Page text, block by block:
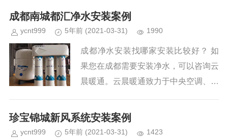
出现了很多地暖的品牌，质量...
成都南城都汇净水安装案例
ycnt999 5年前 (2021-03-31) 1990
成都净水安装找哪家安装比较好？ 如
果您在成都需要安装净水，可以咨询云
晨暖通。云晨暖通致力于中央空调、地
牌，价格合理，施工队伍都是自...
珍宝锦城新风系统安装案例
ycnt999 5年前 (2021-03-31) 1423